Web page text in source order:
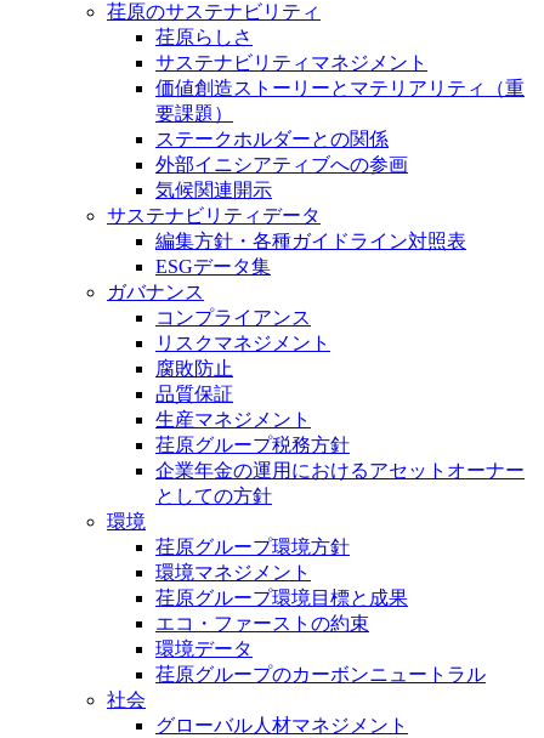
荏原のサステナビリティ
荏原らしさ
サステナビリティマネジメント
価値創造ストーリーとマテリアリティ（重
要課題）
ステークホルダーとの関係
外部イニシアティブへの参画
気候関連開示
サステナビリティデータ
編集方針・各種ガイドライン対照表
ESGデータ集
ガバナンス
コンプライアンス
リスクマネジメント
腐敗防止
品質保証
生産マネジメント
荏原グループ税務方針
企業年金の運用におけるアセットオーナー
としての方針
環境
荏原グループ環境方針
環境マネジメント
荏原グループ環境目標と成果
エコ・ファーストの約束
環境データ
荏原グループのカーボンニュートラル
社会
グローバル人材マネジメント